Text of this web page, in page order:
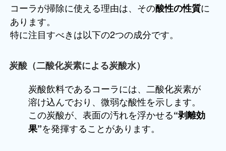
コーラが掃除に使える理由は、その酸性の性質に
あります。
特に注目すべきは以下の2つの成分です。
炭酸（二酸化炭素による炭酸水）
炭酸飲料であるコーラには、二酸化炭素が
溶け込んでおり、微弱な酸性を示します。
この炭酸が、表面の汚れを浮かせる“剥離効
果”を発揮することがあります。